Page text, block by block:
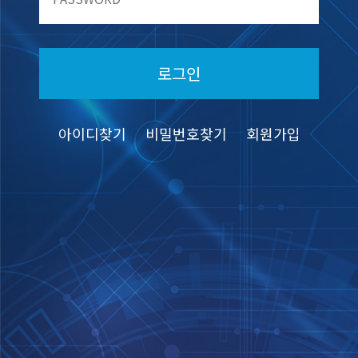
로그인
아이디찾기 비밀번호찾기 회원가입